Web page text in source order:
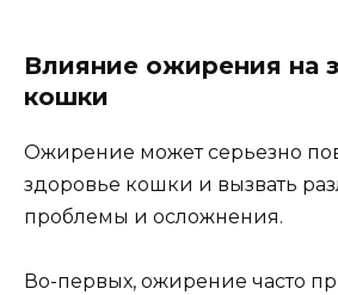
Влияние ожирения на
кошки
Ожирение может серьезно
здоровье кошки и вызвать
проблемы и осложнения.
Во-первых, ожирение часто